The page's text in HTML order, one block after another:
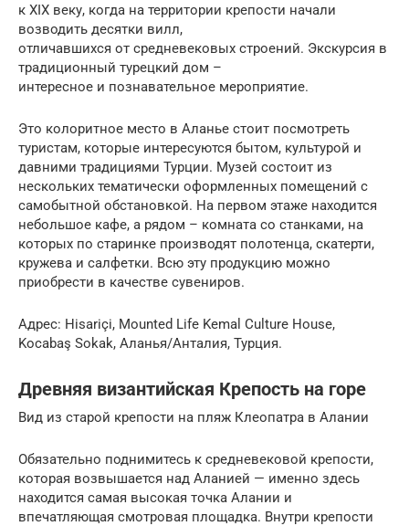
к XIX веку, когда на территории крепости начали
возводить десятки вилл,
отличавшихся от средневековых строений. Экскурсия в
традиционный турецкий дом –
интересное и познавательное мероприятие.
Это колоритное место в Аланье стоит посмотреть
туристам, которые интересуются бытом, культурой и
давними традициями Турции. Музей состоит из
нескольких тематически оформленных помещений с
самобытной обстановкой. На первом этаже находится
небольшое кафе, а рядом – комната со станками, на
которых по старинке производят полотенца, скатерти,
кружева и салфетки. Всю эту продукцию можно
приобрести в качестве сувениров.
Адрес: Hisariçi, Mounted Life Kemal Culture House,
Kocabaş Sokak, Аланья/Анталия, Турция.
Древняя византийская Крепость на горе
Вид из старой крепости на пляж Клеопатра в Алании
Обязательно поднимитесь к средневековой крепости,
которая возвышается над Аланией — именно здесь
находится самая высокая точка Алании и
впечатляющая смотровая площадка. Внутри крепости